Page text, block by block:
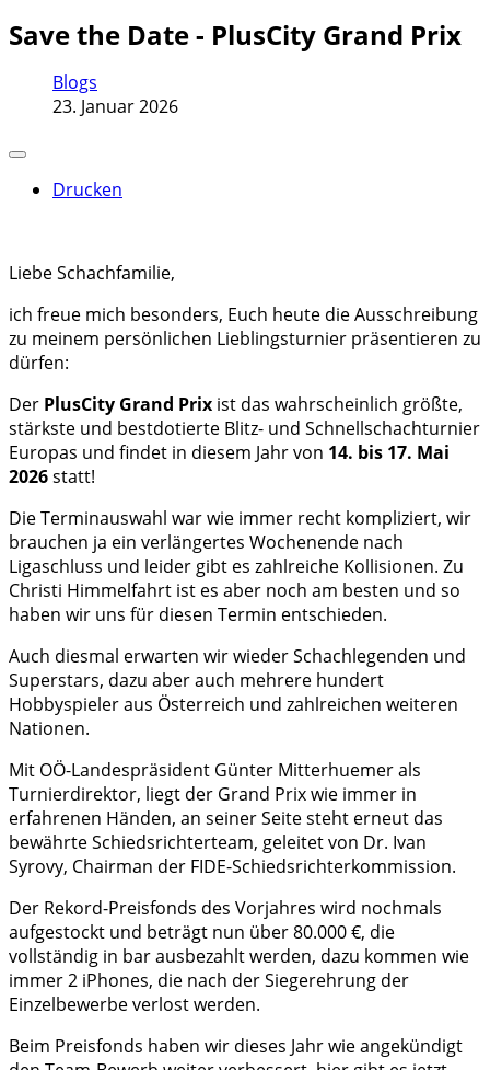
Save the Date - PlusCity Grand Prix
Blogs
23. Januar 2026
Drucken
Liebe Schachfamilie,
ich freue mich besonders, Euch heute die Ausschreibung
zu meinem persönlichen Lieblingsturnier präsentieren zu
dürfen:
Der PlusCity Grand Prix ist das wahrscheinlich größte,
stärkste und bestdotierte Blitz- und Schnellschachturnier
Europas und findet in diesem Jahr von 14. bis 17. Mai
2026statt!
Die Terminauswahl war wie immer recht kompliziert, wir
brauchen ja ein verlängertes Wochenende nach
Ligaschluss und leider gibt es zahlreiche Kollisionen. Zu
Christi Himmelfahrt ist es aber noch am besten und so
haben wir uns für diesen Termin entschieden.
Auch diesmal erwarten wir wieder Schachlegenden und
Superstars, dazu aber auch mehrere hundert
Hobbyspieler aus Österreich und zahlreichen weiteren
Nationen.
Mit OÖ-Landespräsident Günter Mitterhuemer als
Turnierdirektor, liegt der Grand Prix wie immer in
erfahrenen Händen, an seiner Seite steht erneut das
bewährte Schiedsrichterteam, geleitet von Dr. Ivan
Syrovy, Chairman der FIDE-Schiedsrichterkommission.
Der Rekord-Preisfonds des Vorjahres wird nochmals
aufgestockt und beträgt nun über 80.000 €, die
vollständig in bar ausbezahlt werden, dazu kommen wie
immer 2 iPhones, die nach der Siegerehrung der
Einzelbewerbe verlost werden.
Beim Preisfonds haben wir dieses Jahr wie angekündigt